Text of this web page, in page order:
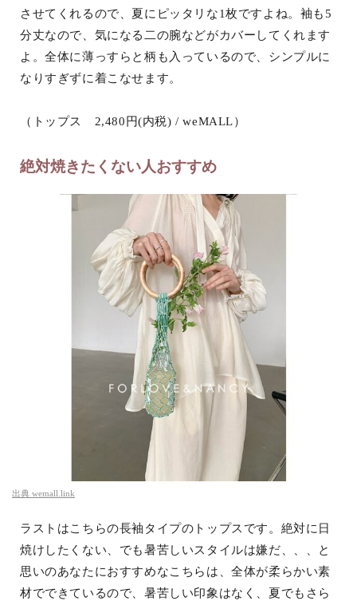
させてくれるので、夏にピッタリな1枚ですよね。袖も5
分丈なので、気になる二の腕などがカバーしてくれます
よ。全体に薄っすらと柄も入っているので、シンプルに
なりすぎずに着こなせます。
（トップス 2,480円(内税) / weMALL）
絶対焼きたくない人おすすめ
出典 wemall.link
ラストはこちらの長袖タイプのトップスです。絶対に日
焼けしたくない、でも暑苦しいスタイルは嫌だ、、、と
思いのあなたにおすすめなこちらは、全体が柔らかい素
材でできているので、暑苦しい印象はなく、夏でもさら